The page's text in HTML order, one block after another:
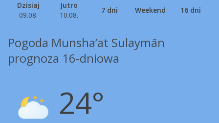
Dzisiaj
09.08.
Jutro
10.08.
7 dni Weekend 16 dni
Pogoda Munsha’at Sulaymān
prognoza 16-dniowa
24°